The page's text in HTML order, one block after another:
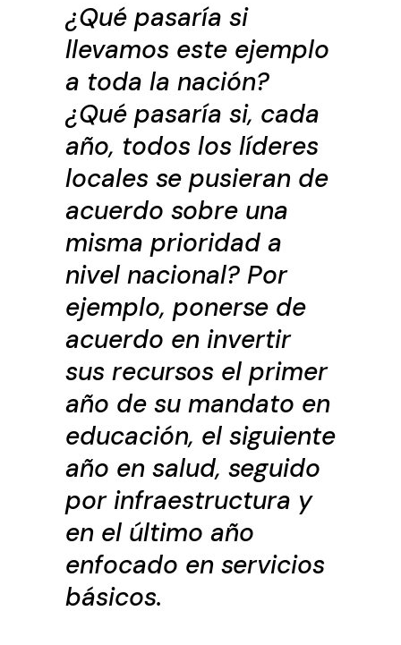
¿Qué pasaría si
llevamos este ejemplo
a toda la nación?
¿Qué pasaría si, cada
año, todos los líderes
locales se pusieran de
acuerdo sobre una
misma prioridad a
nivel nacional? Por
ejemplo, ponerse de
acuerdo en invertir
sus recursos el primer
año de su mandato en
educación, el siguiente
año en salud, seguido
por infraestructura y
en el último año
enfocado en servicios
básicos.